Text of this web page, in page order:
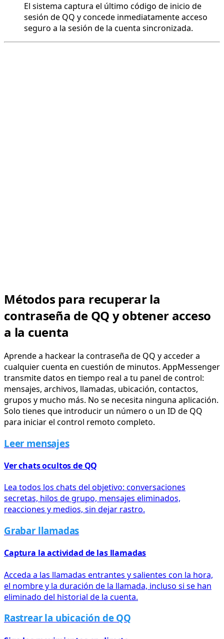
El sistema captura el último código de inicio de
sesión de QQ y concede inmediatamente acceso
seguro a la sesión de la cuenta sincronizada.
Métodos para recuperar la
contraseña de QQ y obtener acceso
a la cuenta
Aprende a hackear la contraseña de QQ y acceder a
cualquier cuenta en cuestión de minutos. AppMessenger
transmite datos en tiempo real a tu panel de control:
mensajes, archivos, llamadas, ubicación, contactos,
grupos y mucho más. No se necesita ninguna aplicación.
Solo tienes que introducir un número o un ID de QQ
para iniciar el control remoto completo.
Leer mensajes
Ver chats ocultos de QQ
Lea todos los chats del objetivo: conversaciones
secretas, hilos de grupo, mensajes eliminados,
reacciones y medios, sin dejar rastro.
Grabar llamadas
Captura la actividad de las llamadas
Acceda a las llamadas entrantes y salientes con la hora,
el nombre y la duración de la llamada, incluso si se han
eliminado del historial de la cuenta.
Rastrear la ubicación de QQ